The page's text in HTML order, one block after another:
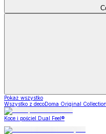
Pokaż wszystko
Wszystko z decoDoma Original Collection
Koce i pościel Dual Feel®